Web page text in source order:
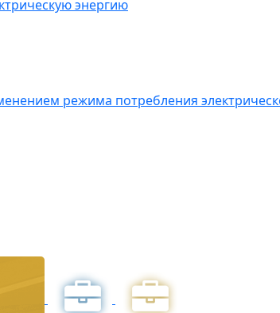
энергию
режима потребления